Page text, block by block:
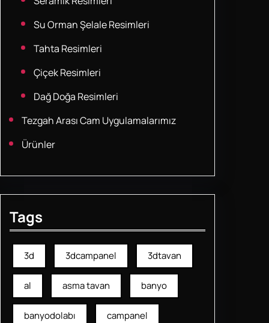
Su Orman Şelale Resimleri
Tahta Resimleri
Çiçek Resimleri
Dağ Doğa Resimleri
Tezgah Arası Cam Uygulamalarımız
Ürünler
Tags
3d 3dcampanel 3dtavan
al asma tavan banyo
banyodolabı campanel